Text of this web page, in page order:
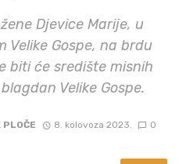
Djevice Marije, u
Velike Gospe, na brdu
biti će središte misnih
Velike Gospe.
PLOČE 8. kolovoza 2023. 0